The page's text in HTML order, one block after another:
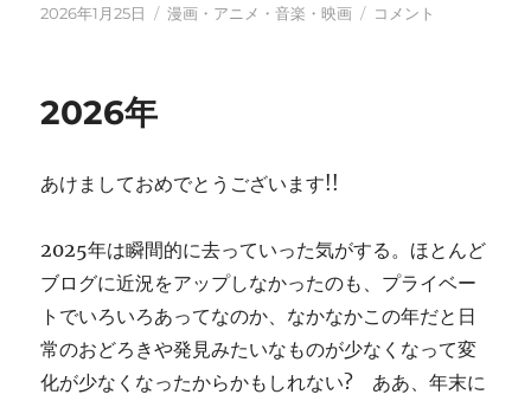
投
2026年1月25日
カ
漫画・アニメ・音楽・映画
tn-
コメント
2026年
あけましておめでとうございます!!
2025年は瞬間的に去っていった気がする。ほとんど
ブログに近況をアップしなかったのも、プライベー
トでいろいろあってなのか、なかなかこの年だと日
常のおどろきや発見みたいなものが少なくなって変
化が少なくなったからかもしれない? ああ、年末に